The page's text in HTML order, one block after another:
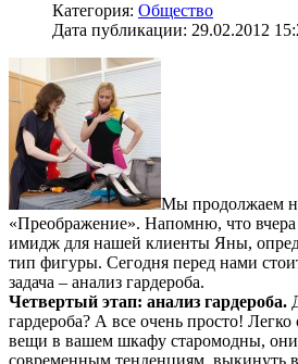
Категория: Общество
Дата публикации: 29.02.2012
Мы продолжаем
«Преображение». Напомню, что
имидж для нашей клиенты Яны,
тип фигуры. Сегодня перед нами
задача – анализ гардероба.
Четвертый этап: анализ гардероба.
гардероба? А все очень просто! Легко
вещи в вашем шкафу старомодны, они